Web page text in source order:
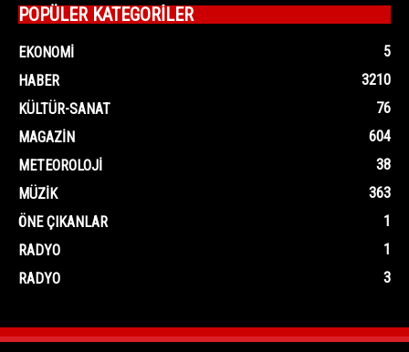
POPÜLER KATEGORİLER
EKONOMI
5
HABER
3210
KÜLTÜR-SANAT
76
MAGAZIN
604
METEOROLOJI
38
MÜZIK
363
ÖNE ÇIKANLAR
1
RADYO
1
RADYO
3